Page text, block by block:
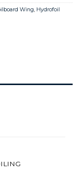
Wing Hydrofoil